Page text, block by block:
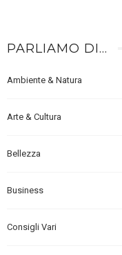
PARLIAMO DI…
Ambiente & Natura
Arte & Cultura
Bellezza
Business
Consigli Vari